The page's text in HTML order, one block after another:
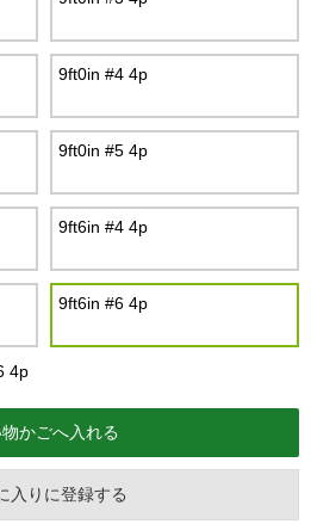
9ft0in #4 4p
9ft0in #5 4p
9ft6in #4 4p
9ft6in #6 4p
4p
入りに登録する